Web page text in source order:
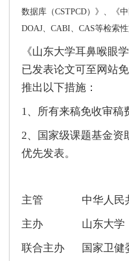
数据库（CSTPCD）》、《
DOAJ、 CABI、 CAS等检索
《山东大学耳鼻喉眼
已发表论文可至网站
推出以下措施：
1、所有来稿免收审稿
2、国家级课题基金资
优先发表。
主管
中华人民
主办
山东大学
联合主办
国家卫